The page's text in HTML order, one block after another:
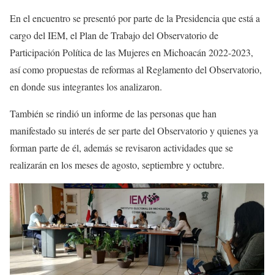
En el encuentro se presentó por parte de la Presidencia que está a
cargo del IEM, el Plan de Trabajo del Observatorio de
Participación Política de las Mujeres en Michoacán 2022-2023,
así como propuestas de reformas al Reglamento del Observatorio,
en donde sus integrantes los analizaron.
También se rindió un informe de las personas que han
manifestado su interés de ser parte del Observatorio y quienes ya
forman parte de él, además se revisaron actividades que se
realizarán en los meses de agosto, septiembre y octubre.